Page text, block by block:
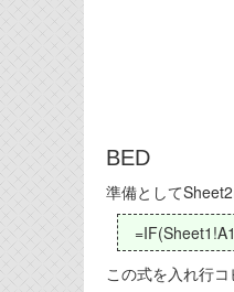
BED
準備として
この式を入れ行